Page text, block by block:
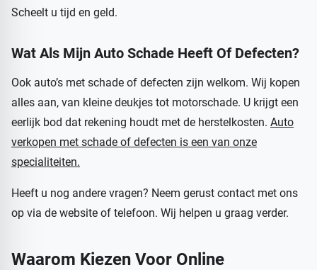
Scheelt u tijd en geld.
Wat Als Mijn Auto Schade Heeft Of Defecten?
Ook auto’s met schade of defecten zijn welkom. Wij kopen
alles aan, van kleine deukjes tot motorschade. U krijgt een
eerlijk bod dat rekening houdt met de herstelkosten. Auto
verkopen met schade of defecten is een van onze
specialiteiten.
Heeft u nog andere vragen? Neem gerust contact met ons
op via de website of telefoon. Wij helpen u graag verder.
Waarom Kiezen Voor Online